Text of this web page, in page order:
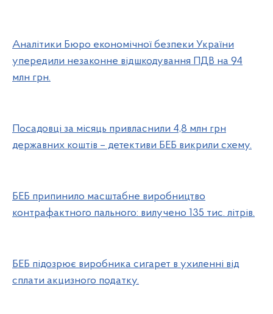
Аналітики Бюро економічної безпеки України
упередили незаконне відшкодування ПДВ на 94
млн грн.
Посадовці за місяць привласнили 4,8 млн грн
державних коштів – детективи БЕБ викрили схему.
БЕБ припинило масштабне виробництво
контрафактного пального: вилучено 135 тис. літрів.
БЕБ підозрює виробника сигарет в ухиленні від
сплати акцизного податку.